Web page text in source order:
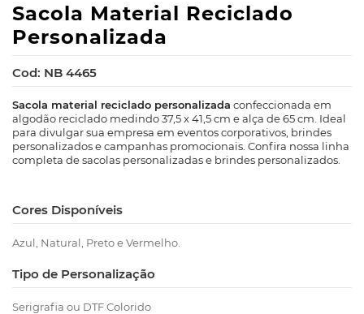
Sacola Material Reciclado
Personalizada
Cod: NB 4465
Sacola material reciclado personalizada confeccionada em
algodão reciclado medindo 37,5 x 41,5 cm e alça de 65 cm. Ideal
para divulgar sua empresa em eventos corporativos, brindes
personalizados e campanhas promocionais. Confira nossa linha
completa de sacolas personalizadas e brindes personalizados.
Cores Disponíveis
Azul, Natural, Preto e Vermelho.
Tipo de Personalização
Serigrafia ou DTF Colorido